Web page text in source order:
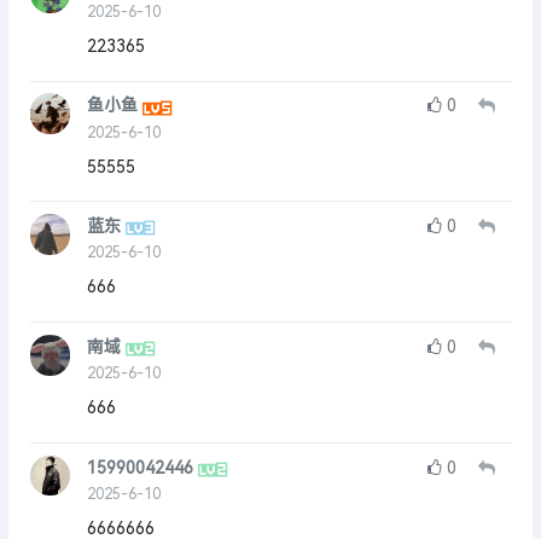
2025-6-10
223365
鱼小鱼
2025-6-10
0
55555
蓝东
2025-6-10
0
666
南域
2025-6-10
0
666
15990042446
2025-6-10
0
6666666